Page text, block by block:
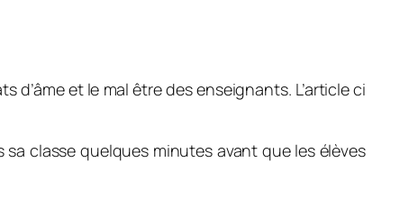
et le mal être des enseignants. L’article ci
classe quelques minutes avant que les élèves